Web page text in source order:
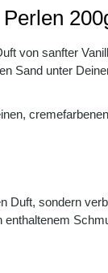
von sanfter
Sand unter
Duft, sondern